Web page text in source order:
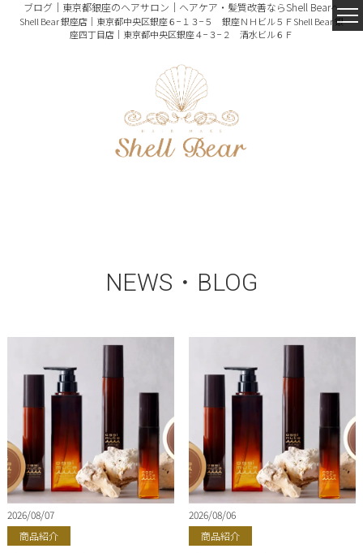
ブログ｜東京都銀座のヘアサロン｜ヘアケア・髪質改善ならShell Bearへ
Shell Bear 銀座店｜東京都中央区銀座６−１３−５ 銀座ＮＨビル５ＦShell Bear 銀
座四丁目店｜東京都中央区銀座４−３−２ 清水ビル６Ｆ
NEWS・BLOG
2026/08/07
商品紹介
2026/08/06
商品紹介